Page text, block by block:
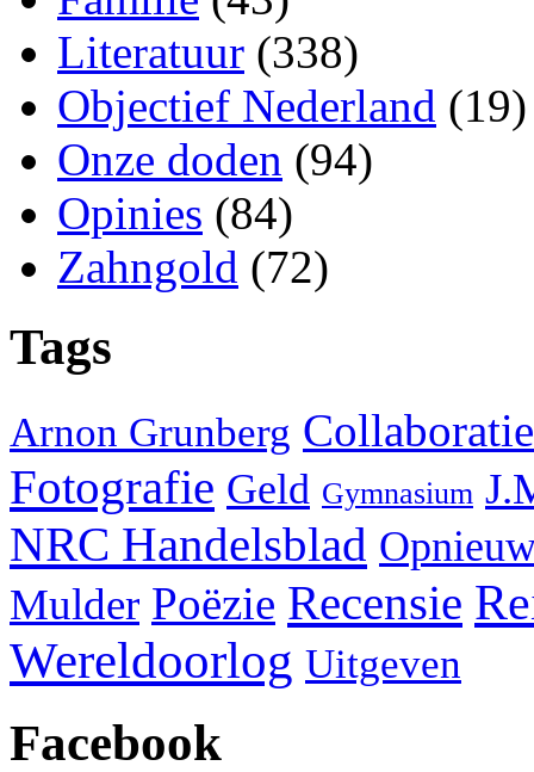
Literatuur (338)
Objectief Nederland (19)
Onze doden (94)
Opinies (84)
Zahngold (72)
Tags
Arnon Grunberg Collaboratie
Fotografie Geld Gymnasium
NRC Handelsblad
Mulder Poëzie Recensie
Wereldoorlog Uitgeven
Facebook